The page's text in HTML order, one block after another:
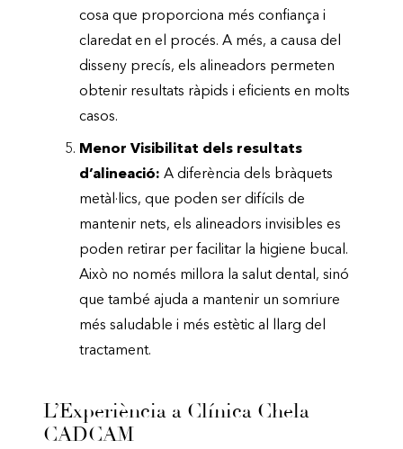
cosa que proporciona més confiança i
claredat en el procés. A més, a causa del
disseny precís, els alineadors permeten
obtenir resultats ràpids i eficients en molts
casos.
Menor Visibilitat dels resultats
d’alineació: A diferència dels bràquets
metàl·lics, que poden ser difícils de
mantenir nets, els alineadors invisibles es
poden retirar per facilitar la higiene bucal.
Això no només millora la salut dental, sinó
que també ajuda a mantenir un somriure
més saludable i més estètic al llarg del
tractament.
L’Experiència a Clínica Chela
CADCAM